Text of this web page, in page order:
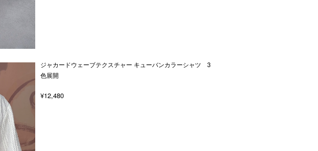
ジャカードウェーブテクスチャー キューバンカラーシャツ 3
色展開
¥12,480